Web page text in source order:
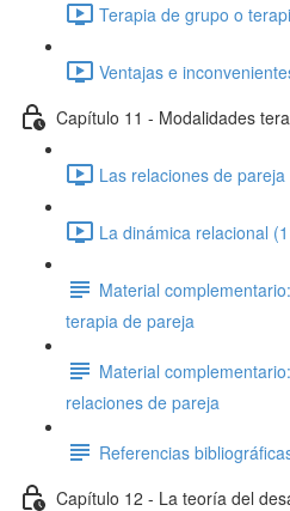
Terapia de grupo o
Ventajas e
Capítulo 11 - Modalidades
Las relaciones de
La dinámica relacional
Material
terapia de pareja
Material
relaciones de pareja
Referencias
Capítulo 12 - La teoría del